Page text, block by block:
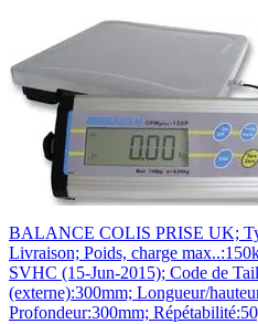
BALANCE COLIS PRISE UK;
Livraison; Poids, charge
SVHC (15-Jun-2015); Code de
(externe):300mm; Longueur/
Profondeur:300mm;